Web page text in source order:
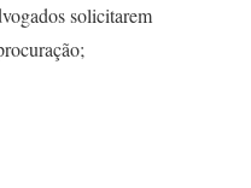
solicitarem